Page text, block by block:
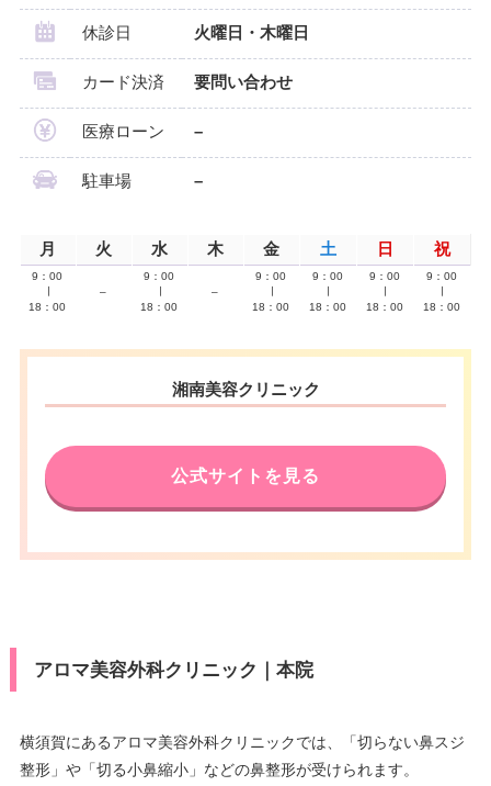
休診日 火曜日・木曜日
カード決済 要問い合わせ
医療ローン –
駐車場 –
月 火 水 木 金 土 日 祝
9：00
18：00
–
9：00
18：00
–
9：00
18：00
9：00
18：00
9：00
18：00
9：00
18：00
湘南美容クリニック
公式サイトを見る
アロマ美容外科クリニック｜本院
横須賀にあるアロマ美容外科クリニックでは、「切らない鼻スジ
整形」や「切る小鼻縮小」などの鼻整形が受けられます。